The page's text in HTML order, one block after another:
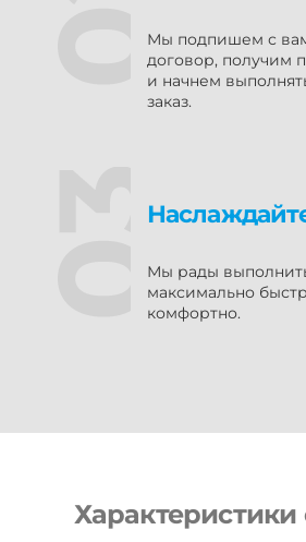
Мы подпишем с
договор, получим
и начнем
заказ.
Мы рады
максимально
комфортно.
Характеристики